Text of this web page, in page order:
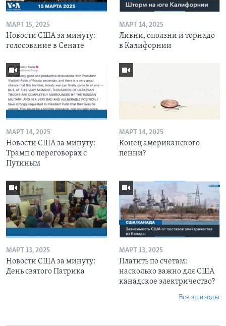
МАРТ 15, 2025
Новости США за минуту:
голосование в Сенате
МАРТ 14, 2025
Ливни, оползни и торнадо
в Калифорнии
МАРТ 14, 2025
Новости США за минуту:
Трамп о переговорах с
Путиным
МАРТ 14, 2025
Конец американского
пенни?
МАРТ 13, 2025
Новости США за минуту:
День святого Патрика
МАРТ 13, 2025
Платить по счетам:
насколько важно для США
канадское электричество?
Все эпизоды